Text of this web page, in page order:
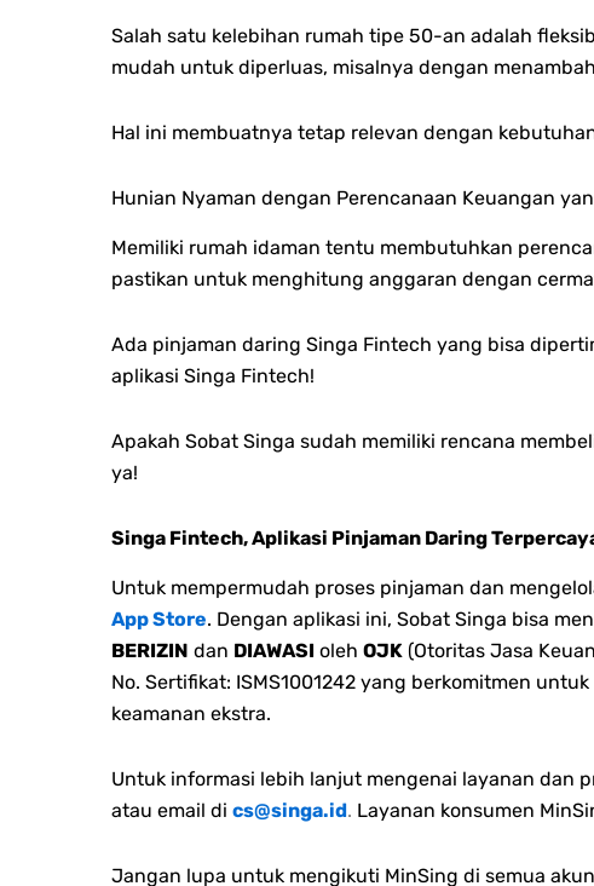
Salah satu kelebihan rumah tipe 50-an adalah
mudah untuk diperluas, misalnya dengan
Hal ini membuatnya tetap relevan dengan
Hunian Nyaman dengan Perencanaan Keuangan
Memiliki rumah idaman tentu membutuhkan
pastikan untuk menghitung anggaran dengan
Ada pinjaman daring Singa Fintech yang bisa
aplikasi Singa Fintech!
Apakah Sobat Singa sudah memiliki rencana
ya!
Singa Fintech, Aplikasi Pinjaman Daring
Untuk mempermudah proses pinjaman dan
App Store. Dengan aplikasi ini, Sobat Singa bisa
BERIZIN dan DIAWASI oleh OJK (Otoritas Jasa
No. Sertifikat: ISMS1001242 yang berkomitmen
keamanan ekstra.
Untuk informasi lebih lanjut mengenai layanan dan
atau email di cs@singa.id. Layanan konsumen
Jangan lupa untuk mengikuti MinSing di semua